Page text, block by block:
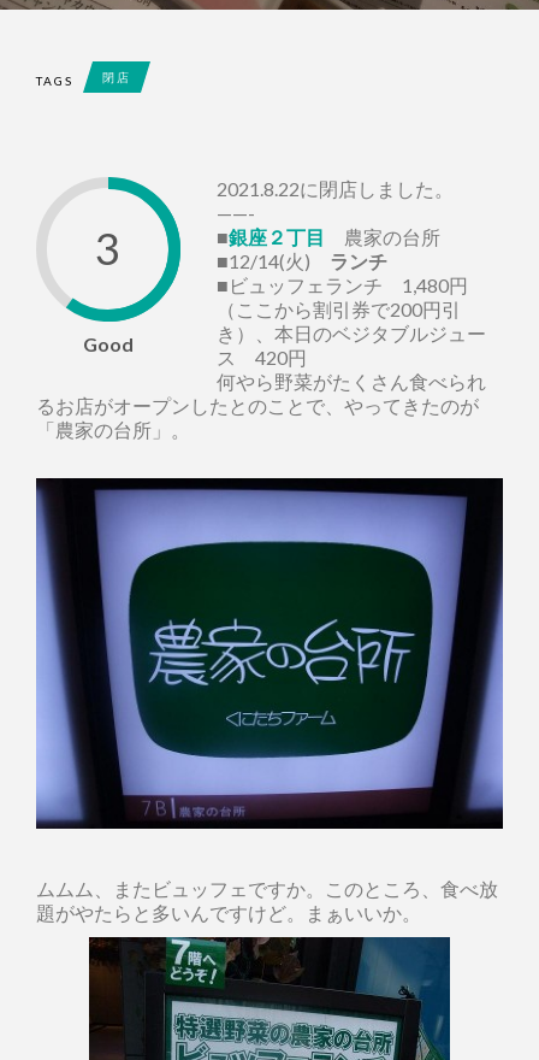
TAGS 閉店
3
Good
2021.8.22に閉店しました。
——-
■銀座２丁目
農家の台所
■12/14(火) ランチ
■ビュッフェランチ 1,480円
（ここから割引券で200円引
き）、本日のベジタブルジュー
ス 420円
何やら野菜がたくさん食べられ
るお店がオープンしたとのことで、やってきたのが
「農家の台所」。
ムムム、またビュッフェですか。このところ、食べ放
題がやたらと多いんですけど。まぁいいか。